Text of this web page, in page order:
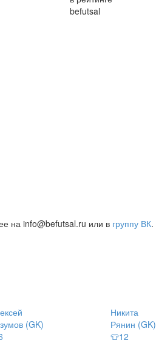
befutsal
на info@befutsal.ru или в группу ВК.
(GK)
Никита
Рянин (GK)
👕12